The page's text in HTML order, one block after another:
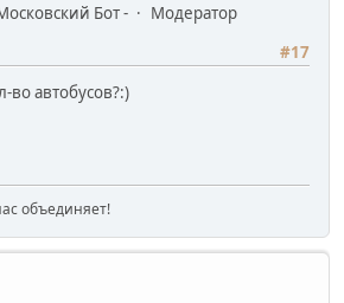
Бот -
Модератор
#17
автобусов?:)
объединяет!